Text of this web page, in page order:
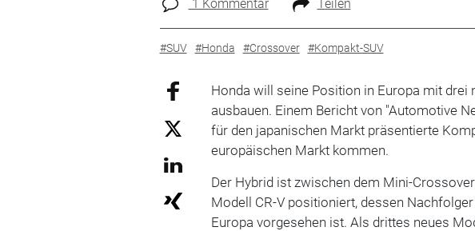
1 Kommentar Teilen
#SUV #Honda #Crossover #Kompakt-SUV
Honda will seine Position in Europa mit drei
ausbauen. Einem Bericht von "Automotive
für den japanischen Markt präsentierte
europäischen Markt kommen.
Der Hybrid ist zwischen dem Mini-
Modell CR-V positioniert, dessen
Europa vorgesehen ist. Als drittes neues